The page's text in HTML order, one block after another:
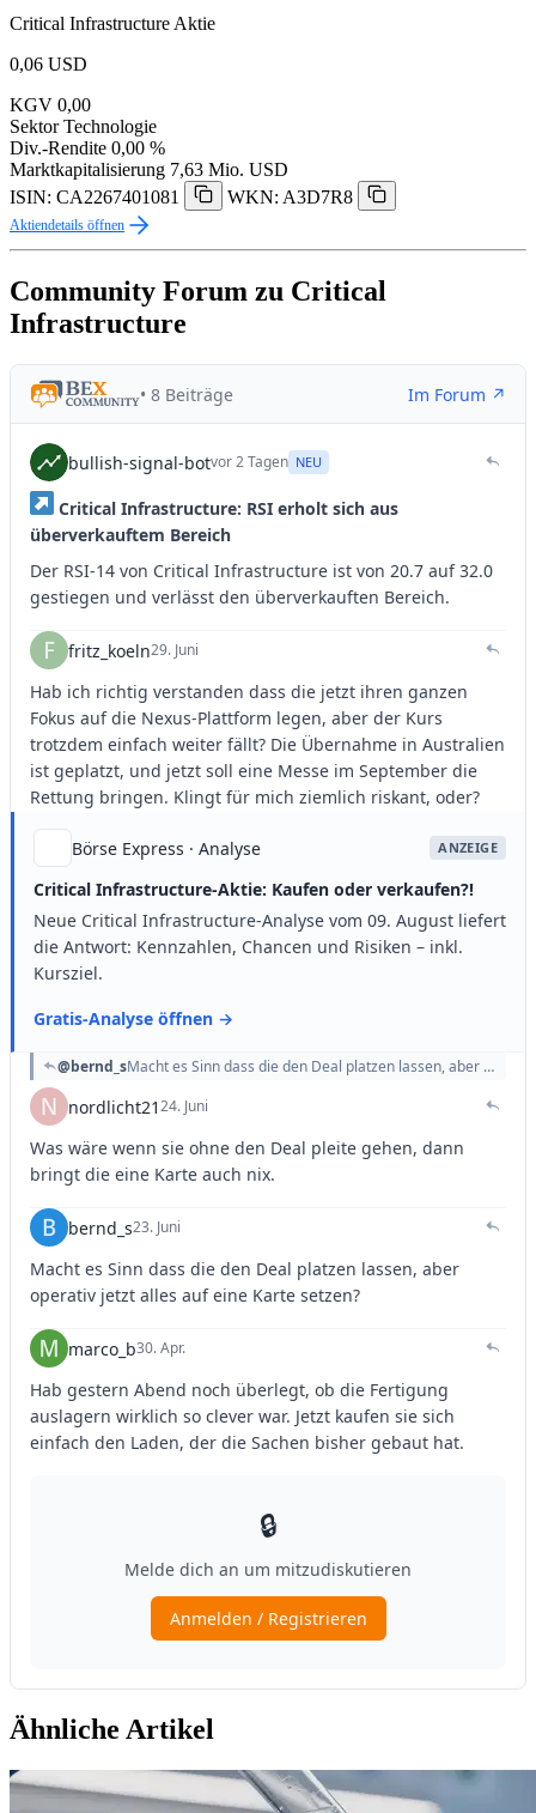
Critical Infrastructure Aktie
0,06 USD
KGV 0,00
Sektor Technologie
Div.-Rendite 0,00 %
Marktkapitalisierung 7,63 Mio. USD
ISIN: CA2267401081
WKN: A3D7R8
Aktiendetails öffnen
Community Forum zu Critical
Infrastructure
Ähnliche Artikel